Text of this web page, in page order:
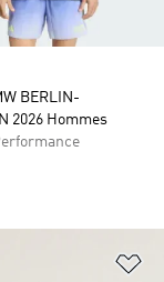
BERLIN-
2026 Hommes